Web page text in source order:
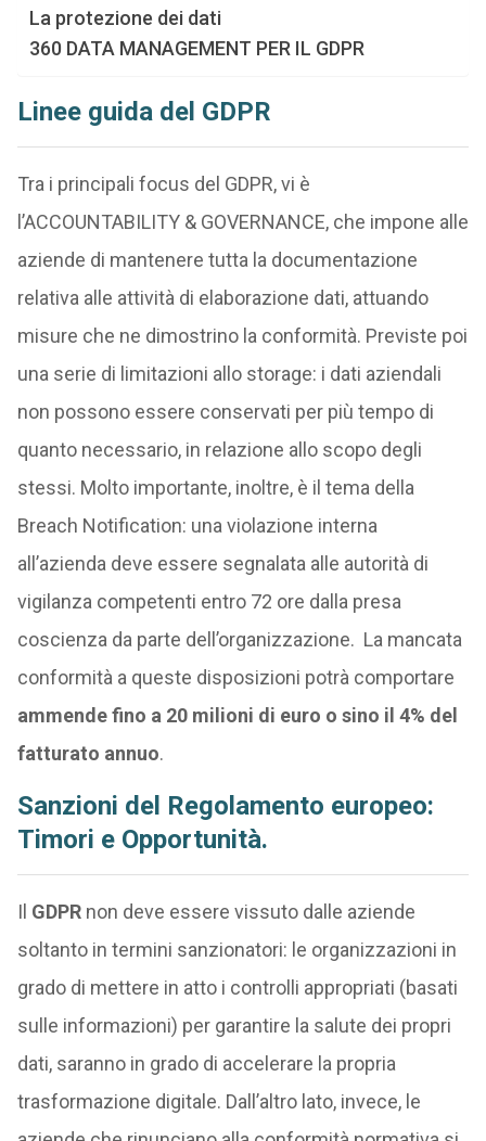
La protezione dei dati
360 DATA MANAGEMENT PER IL GDPR
Linee guida del GDPR
Tra i principali focus del GDPR, vi è
l’ACCOUNTABILITY & GOVERNANCE, che impone alle
aziende di mantenere tutta la documentazione
relativa alle attività di elaborazione dati, attuando
misure che ne dimostrino la conformità. Previste poi
una serie di limitazioni allo storage: i dati aziendali
non possono essere conservati per più tempo di
quanto necessario, in relazione allo scopo degli
stessi. Molto importante, inoltre, è il tema della
Breach Notification: una violazione interna
all’azienda deve essere segnalata alle autorità di
vigilanza competenti entro 72 ore dalla presa
coscienza da parte dell’organizzazione. La mancata
conformità a queste disposizioni potrà comportare
ammende fino a 20 milioni di euro o sino il 4% del
fatturato annuo.
Sanzioni del Regolamento europeo:
Timori e Opportunità.
Il GDPRnon deve essere vissuto dalle aziende
soltanto in termini sanzionatori: le organizzazioni in
grado di mettere in atto i controlli appropriati (basati
sulle informazioni) per garantire la salute dei propri
dati, saranno in grado di accelerare la propria
trasformazione digitale. Dall’altro lato, invece, le